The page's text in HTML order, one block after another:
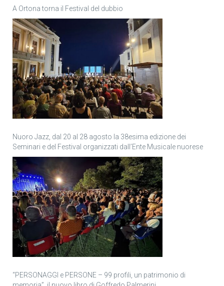
A Ortona torna il Festival del dubbio
Nuoro Jazz, dal 20 al 28 agosto la 38esima edizione dei
Seminari e del Festival organizzati dall’Ente Musicale nuorese
“PERSONAGGI e PERSONE – 99 profili, un patrimonio di